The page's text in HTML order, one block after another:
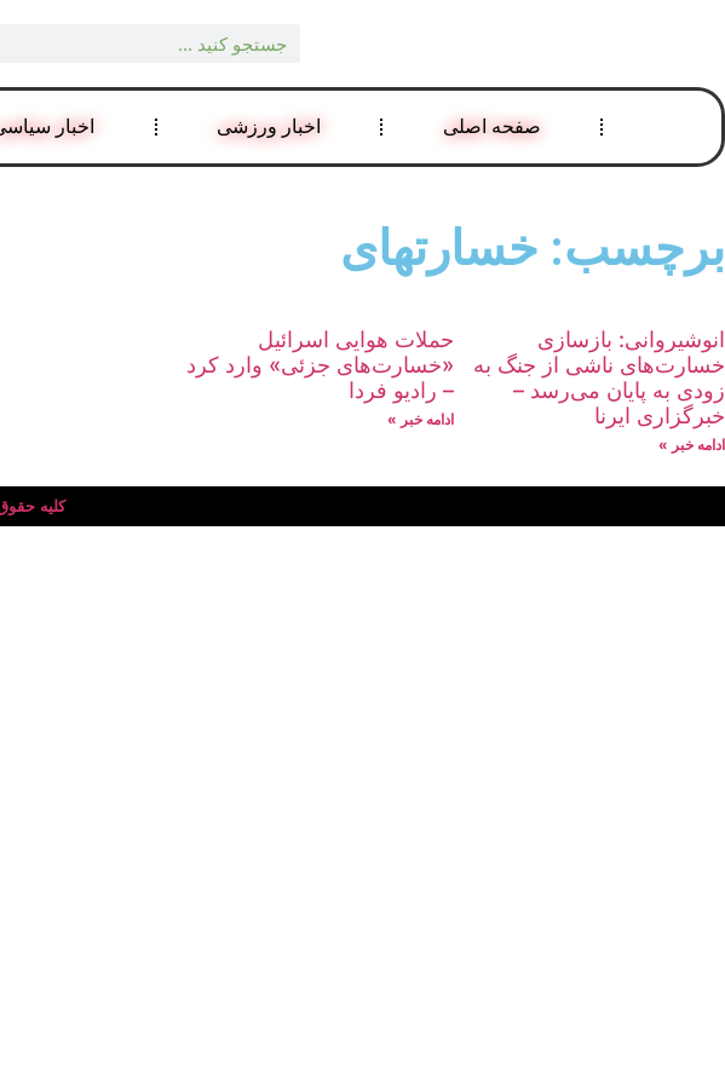
صفحه اصلی اخبار ورزشی اخبار
برچسب: خسارتهای
انوشیروانی: بازسازی
خسارت‌های ناشی از جنگ به
زودی به پایان می‌رسد –
خبرگزاری ایرنا
ادامه خبر »
حملات هوایی اسرائیل
«خسارت‌های جزئی» وارد کرد
– رادیو فردا
ادامه خبر »
کلیه